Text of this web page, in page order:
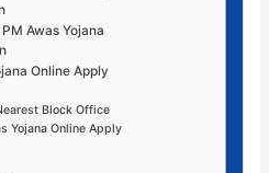
Awas Yojana
Online Apply
Block Office
Yojana Online Apply